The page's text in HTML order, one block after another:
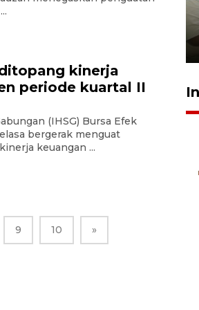
kinerja
periode kuartal II
(IHSG) Bursa Efek
bergerak menguat
keuangan ...
9 10 »
anak di lembaga